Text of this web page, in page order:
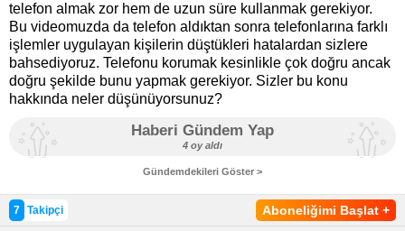
telefon almak zor hem de uzun süre kullanmak gerekiyor.
Bu videomuzda da telefon aldıktan sonra telefonlarına farklı
işlemler uygulayan kişilerin düştükleri hatalardan sizlere
bahsediyoruz. Telefonu korumak kesinlikle çok doğru ancak
doğru şekilde bunu yapmak gerekiyor. Sizler bu konu
hakkında neler düşünüyorsunuz?
Haberi Gündem Yap
4 oy aldı
Gündemdekileri Göster >
Aboneliğimi Başlat +
7 Takipçi